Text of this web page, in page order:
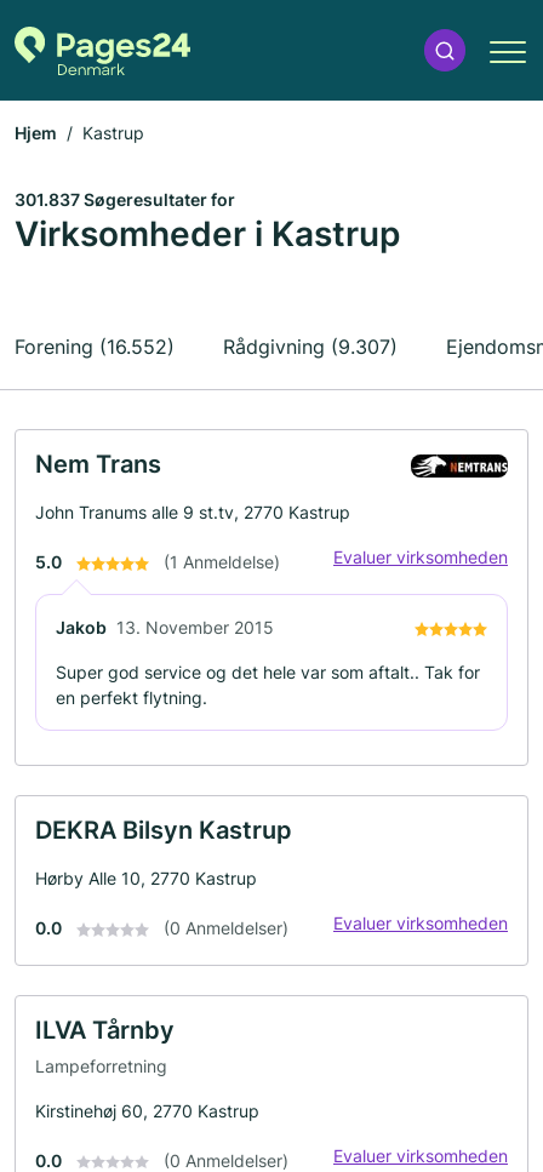
Hjem Kastrup
301.837 Søgeresultater for
Virksomheder i Kastrup
Forening (16.552) Rådgivning (9.307)
Nem Trans
John Tranums alle 9 st.tv, 2770 Kastrup
5.0 (1 Anmeldelse) Evaluer virksomheden
Jakob 13. November 2015
Super god service og det hele var som aftalt.. Tak for
en perfekt flytning.
DEKRA Bilsyn Kastrup
Hørby Alle 10, 2770 Kastrup
0.0 (0 Anmeldelser) Evaluer virksomheden
ILVA Tårnby
Lampeforretning
Kirstinehøj 60, 2770 Kastrup
0.0 (0 Anmeldelser) Evaluer virksomheden